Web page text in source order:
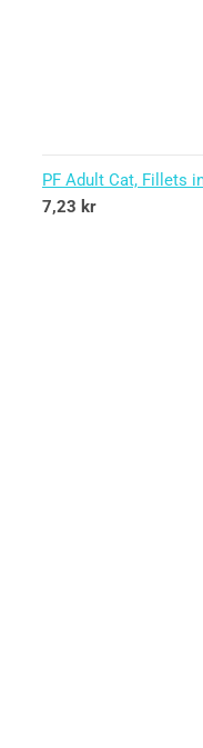
PF Adult Cat, Fillets
7,23 kr